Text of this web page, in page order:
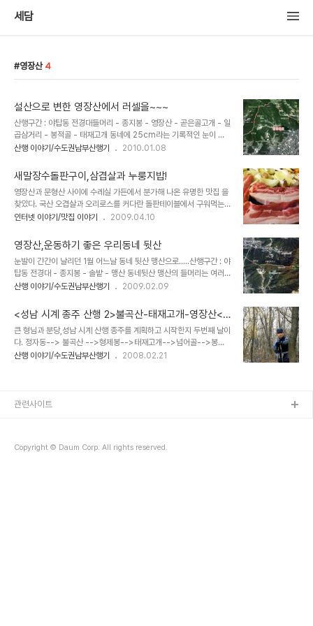
세담
영장산 4
설산으로 변한 영장산에서 러셀을~~~
산행구간 : 야탑동 전경대들머리 - 종지봉 - 영장산 - 곧은골고개 - 일
곱삼거리 - 봉적골 - 태재고개 동네에 25cm라는 기록적인 눈이 쌓
인건 처음이다. 굳이 멀리가지 않아도 백두대간 부럽지 않은 설산 풍경
로 ..... 25cm가 넘는 적설량을 기록한 신년 폭설로 온동네가 하얀세
상이다. 영장산 들머리부터 하얀 눈이 덮고 있다. 계단길을 올라서자
설원으로 세계로 들어서는 숲길.... 눈 내리는 숲길은 고요하다. 인적드
문 고요한 숲길을 따라 30여분만에 종지봉에 도착. 늘 운동인파로 붐
비는 종지봉 체육시설에도 사람이 없다. 매지봉으로 가는 길 부터 눈발
산행 이야기/수도권남부산행기 2010.01.08
새말장수돌판구이,삼겹살과 누룽지밥!
영장산과 문형산 사이에 수레실 가든에서 분가해 나온 유명한 맛집 을
찾았다. 국산 오겹살과 오리로스를 커다란 돌판테이블에서 구워먹는
일명 돌구이 식당인데 강남300CC 입구에 자리하고 있어 사전에 예
방문하면 기다리지 않고 돌판구이와 유명한 누룽지밥을 맛 볼수 있다.
실내 인테리어는 인근의 돌판구이 식당 수레실 가든과 흡사하다. 테이
블마다 커다란 대리석 같은 돌판이 고정되어 있고 돌판 가장자리로 손
님이 앉아서 식사를 하는 형태인데 어두침침한 조명까지 수레실 가든
과 비슷하다. 도착하자 돌판은 이미 뜨겁게 달구어져 있었고 고기만 올
식은 없다. 오로지 육질로 승부하는 고깃..
인터넷 이야기/맛집 이야기 2009.04.10
영장산,운동하기 좋은 우리동네 뒷산
눈발이 간간이 날리던 1월 어느날 동네 뒷산 맹산으로.....산행구간 : 야
탑동 전경대 - 종지봉 - 솔밭 - 맹산 동네뒷산 맹산의 들머리는 여러
곳이 있으나 야탑역에서 가까운 탑마을 경남아파트 710동 건너편에
복으로 산행하면 7km, 태재고개까지 이어가면 10km정도의 재미있
는 산행을 할수 있는 곳이다. 전경대 앞의 들머리 - 산행안내판과 오름
계단이 있다. 도심곁에 있는 산이지만 조림이 잘 되어 있어서 숲이 울
창한 편이다. 동산로 근처 초입에는 각종 운동기구와 정자 벤치등 편의
시설이 잘 되어있고 토종 소나무는 아니지만 리기다 소나무들이 군락
산행 이야기/수도권남부산행기 2009.02.09
<성남 시계 종주 산행 2>불곡산-태재고개-영장산<
맹산>,330봉-갈마치고개
큰 형님과 분당,성남 시계 산행 종주를 계획하고 시작한지 두번째 날이
다. 정자동--> 불곡산 -->형제봉-->태재고개-->넘어골-->봉적
골-->일곱삼거리-->영장산--> 모리아산능선-->도촌동능선 -->
서 모리아산능선 쪽으로 내려온 다음 갈마치 방향으로 계속 직진해야
어 있다. 6개구간에 약 45k..
산행 이야기/수도권남부산행기 2008.02.21
Copyright © Daum Corp. All rights reserved.
관련사이트